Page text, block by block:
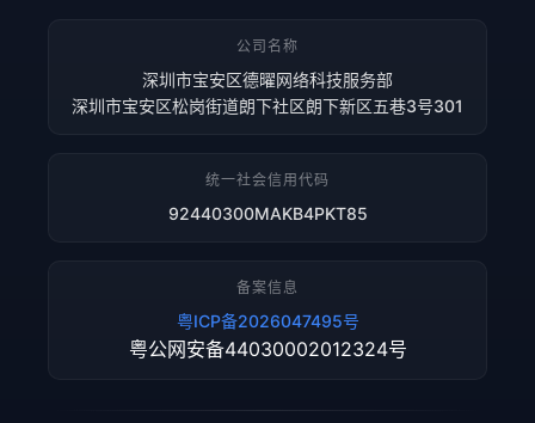
公司名称
深圳市宝安区德曜网络科技服务部
深圳市宝安区松岗街道朗下社区朗下新区五巷3号301
统一社会信用代码
92440300MAKB4PKT85
备案信息
粤ICP备2026047495号
粤公网安备44030002012324号